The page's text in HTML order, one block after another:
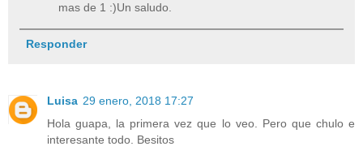
mas de 1 :)Un saludo.
Responder
Luisa 29 enero, 2018 17:27
Hola guapa, la primera vez que lo veo. Pero que chulo e
interesante todo. Besitos